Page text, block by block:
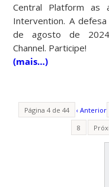
Central Platform as
Intervention. A
de agosto de
Channel. Participe!
(mais…)
Página 4 de 44 ‹ Anterior
8